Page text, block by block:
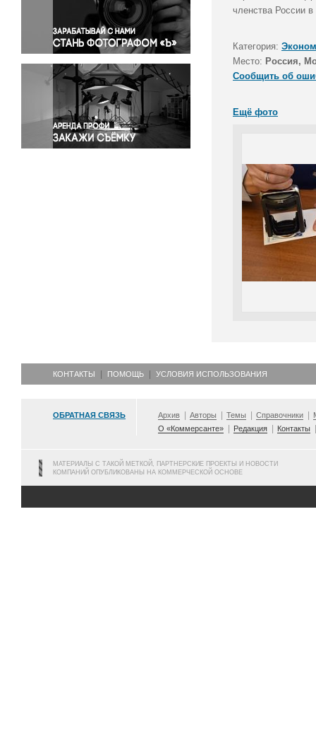
Правосудие
Происшествия и конфликты
Религия
Светская жизнь
Спорт
Экология
Экономика и бизнес
членства России
Категория:
Место: Россия,
Сообщить об
Ещё фото
КОНТАКТЫ ПОМОЩЬ УСЛОВИЯ ИСПОЛЬЗОВАНИЯ
ОБРАТНАЯ СВЯЗЬ Архив Авторы Темы Справочники
О «Коммерсанте»
Редакция Контакты
МАТЕРИАЛЫ С ТАКОЙ МЕТКОЙ, ПАРТНЕРСКИЕ ПРОЕКТЫ И НОВОСТИ
КОМПАНИЙ ОПУБЛИКОВАНЫ НА КОММЕРЧЕСКОЙ ОСНОВЕ